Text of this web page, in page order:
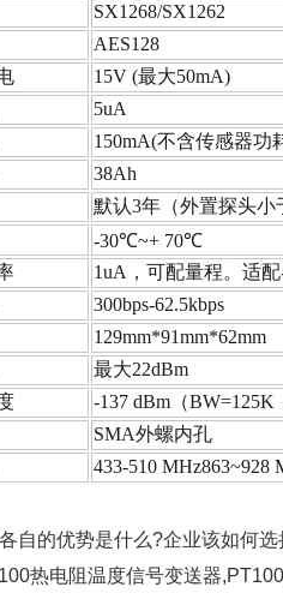
SX1268/SX1262
AES128
15V (最大50mA)
5uA
150mA(不含传感器功
38Ah
默认3年（外置探头小
-30℃~+ 70℃
1uA，可配量程。适
300bps-62.5kbps
129mm*91mm*62mm
最大22dBm
-137 dBm（BW=125K
SMA外螺内孔
433-510 MHz863~928
自的优势是什么?企业该如何选
热电阻温度信号变送器